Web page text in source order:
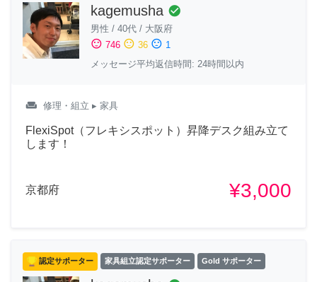
kagemusha check_circle
男性 / 40代 / 大阪府
sentiment_satisfied 746 sentiment_neutral 36 sentiment_dissatisfied 1
メッセージ平均返信時間: 24時間以内
weekend 修理・組立 ▸ 家具
FlexiSpot（フレキシスポット）昇降デスク組み立て
します！
京都府 ¥3,000
認定サポーター 家具組立認定サポーター Gold サポーター